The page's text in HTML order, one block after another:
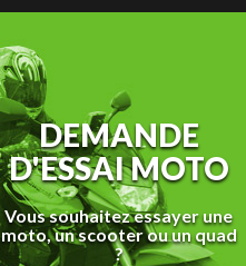
DEMANDE
D'ESSAI MOTO
Vous souhaitez essayer une
moto, un scooter ou un quad
?